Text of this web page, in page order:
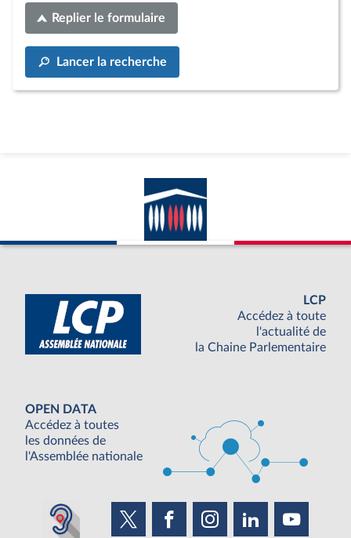
Replier le formulaire
Lancer la recherche
LCP
Accédez à toute
l'actualité de
la Chaine Parlementaire
OPEN DATA
Accédez à toutes
les données de
l'Assemblée nationale